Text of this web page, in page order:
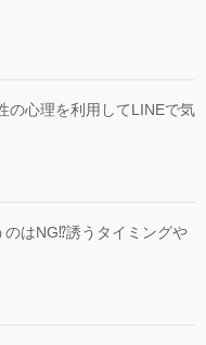
の心理を利用してLINEで気
はNG⁉︎誘うタイミングや